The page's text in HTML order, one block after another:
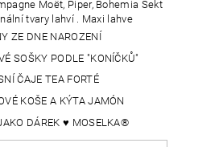
Moët, Piper, Bohemia Sekt
tvary lahví . Maxi lahve
ZE DNE NAROZENÍ
SOŠKY PODLE "KONÍČKŮ"
ČAJE TEA FORTÉ
KOŠE A KÝTA JAMÓN
DÁREK ♥ MOSELKA®